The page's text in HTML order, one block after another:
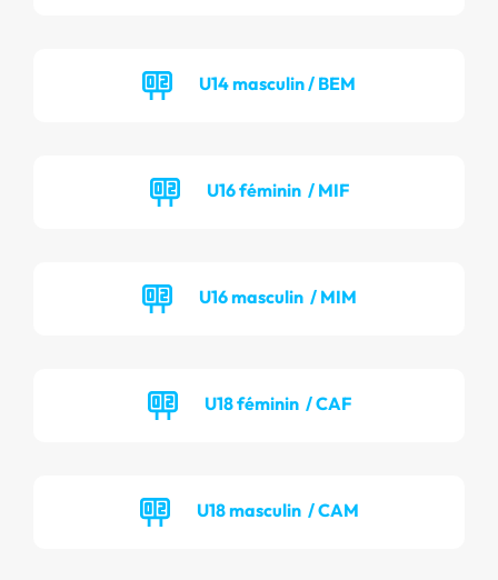
U14 masculin / BEM
U16 féminin / MIF
U16 masculin / MIM
U18 féminin / CAF
U18 masculin / CAM